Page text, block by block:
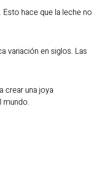
hace que la leche no
variación en siglos. Las
crear una joya
mundo.